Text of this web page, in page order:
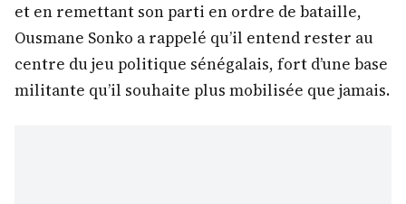
et en remettant son parti en ordre de bataille,
Ousmane Sonko a rappelé qu’il entend rester au
centre du jeu politique sénégalais, fort d’une base
militante qu’il souhaite plus mobilisée que jamais.